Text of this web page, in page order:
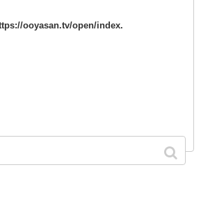
ooyasan.tv/open/index.